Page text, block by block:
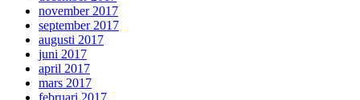
november 2017
september 2017
augusti 2017
juni 2017
april 2017
mars 2017
februari 2017